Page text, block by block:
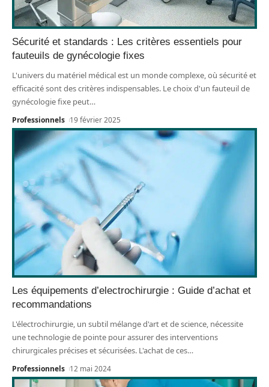
Sécurité et standards : Les critères essentiels pour
fauteuils de gynécologie fixes
L'univers du matériel médical est un monde complexe, où sécurité et
efficacité sont des critères indispensables. Le choix d'un fauteuil de
gynécologie fixe peut…
Professionnels 19 février 2025
Les équipements d’electrochirurgie : Guide d’achat et
recommandations
L'électrochirurgie, un subtil mélange d'art et de science, nécessite
une technologie de pointe pour assurer des interventions
chirurgicales précises et sécurisées. L'achat de ces…
Professionnels 12 mai 2024